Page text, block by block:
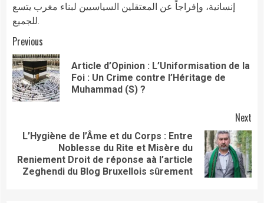
إنسانية، وإفراجاً عن المعتقلين السياسيين لبناء مغرب يتسع
للجميع.
Continue
Reading
Previous
Article d’Opinion : L’Uniformisation de la
Foi : Un Crime contre l’Héritage de
Muhammad (S) ?
Next
post:
​L’Hygiène de l’Âme et du Corps : Entre
Noblesse du Rite et Misère du
Reniement Droit de réponse aà l’article
Zeghendi du Blog Bruxellois sûrement